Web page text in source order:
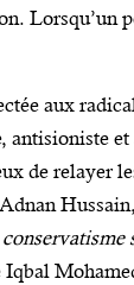
Lorsqu’un
aux
antisioniste
de relayer
conservatisme
Iqbal